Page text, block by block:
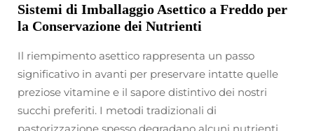
Sistemi di Imballaggio Asettico a Freddo per
la Conservazione dei Nutrienti
Il riempimento asettico rappresenta un passo
significativo in avanti per preservare intatte quelle
preziose vitamine e il sapore distintivo dei nostri
succhi preferiti. I metodi tradizionali di
pastorizzazione spesso degradano alcuni nutrienti